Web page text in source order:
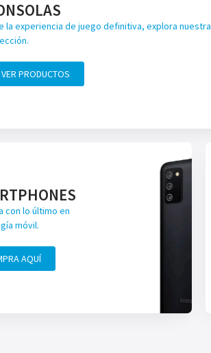
la experiencia de juego definitiva, explora nuestra
VER PRODUCTOS
con lo último en
móvil.
AQUÍ